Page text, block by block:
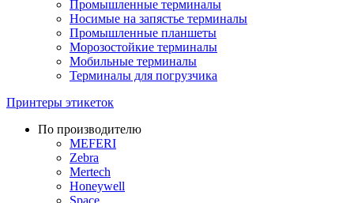
Промышленные терминалы
Носимые на запястье терминалы
Промышленные планшеты
Морозостойкие терминалы
Мобильные терминалы
Терминалы для погрузчика
Принтеры этикеток
По производителю
MEFERI
Zebra
Mertech
Honeywell
Space